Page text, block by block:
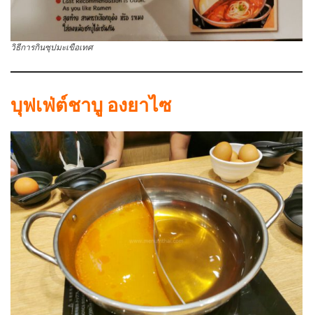
วิธีการกินซุปมะเขือเทศ
บุฟเฟ่ต์ชาบู องยาไซ